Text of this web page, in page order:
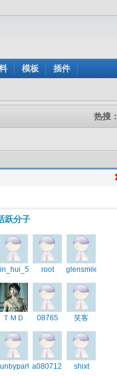
模板 插件
热搜：
但是进不去！什么问题。